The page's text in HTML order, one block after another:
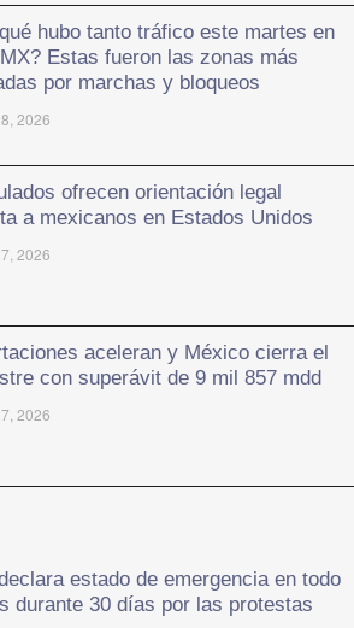
hubo tanto tráfico este martes en
Estas fueron las zonas más
por marchas y bloqueos
2026
ofrecen orientación legal
a mexicanos en Estados Unidos
2026
aceleran y México cierra el
con superávit de 9 mil 857 mdd
2026
estado de emergencia en todo
durante 30 días por las protestas